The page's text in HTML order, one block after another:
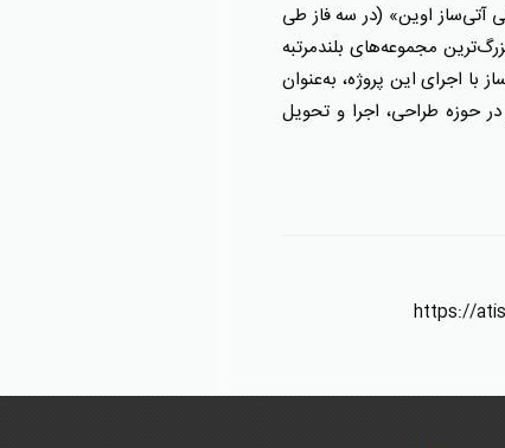
آتی‌ساز اوین» (در سه فاز طی
بین ۱۲ تا ۳۱ طبقه بود، نه‌تنها یکی از بزرگ‌ترین مجموعه‌های بلندمرتبه
اجرای این پروژه، به‌عنوان
در حوزه طراحی، اجرا و تحویل
https://